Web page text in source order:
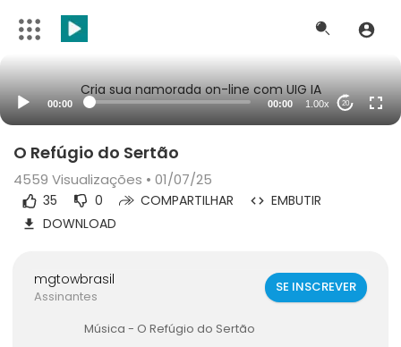
Cria sua namorada on-line com UIG IA
00:00 00:00 1.00x 20
O Refúgio do Sertão
4559 Visualizações • 01/07/25
35 0 COMPARTILHAR
EMBUTIR
DOWNLOAD
mgtowbrasil
Assinantes
SE INSCREVER
⁣Música - ⁣O Refúgio do Sertão